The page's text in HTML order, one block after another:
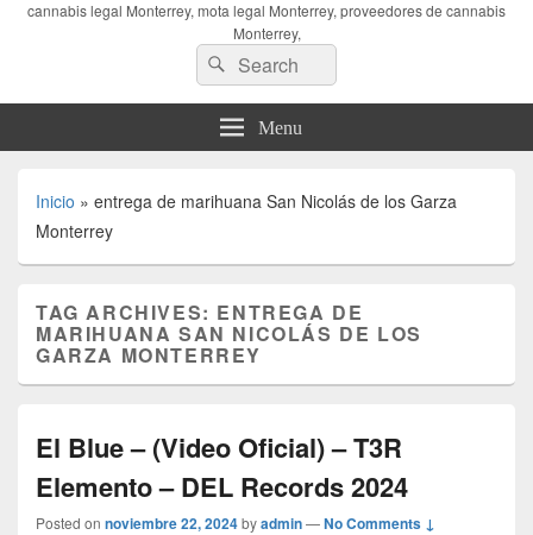
cannabis legal Monterrey, mota legal Monterrey, proveedores de cannabis
Monterrey,
Search
for:
Search
Menu
Inicio » entrega de marihuana San Nicolás de los Garza
Monterrey
TAG ARCHIVES: ENTREGA DE
MARIHUANA SAN NICOLÁS DE LOS
GARZA MONTERREY
El Blue – (Video Oficial) – T3R
Elemento – DEL Records 2024
Posted on noviembre 22, 2024byadmin—No Comments ↓